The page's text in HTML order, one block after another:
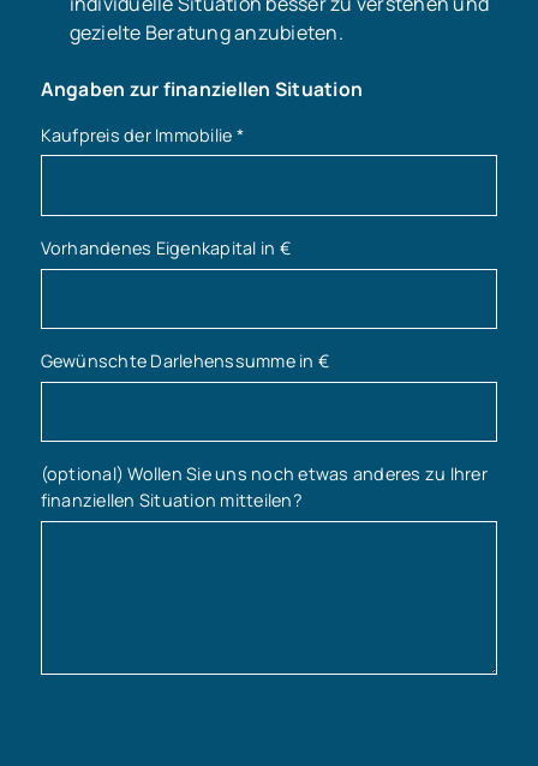
gezielte Beratung anzubieten.
Angaben zur finanziellen Situation
Kaufpreis der Immobilie *
Vorhandenes Eigenkapital in €
Gewünschte Darlehenssumme in €
(optional) Wollen Sie uns noch etwas anderes zu Ihrer
finanziellen Situation mitteilen?